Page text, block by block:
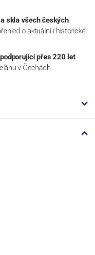
skla všech českých
o aktuální i historické
přes 220 let
v Čechách.